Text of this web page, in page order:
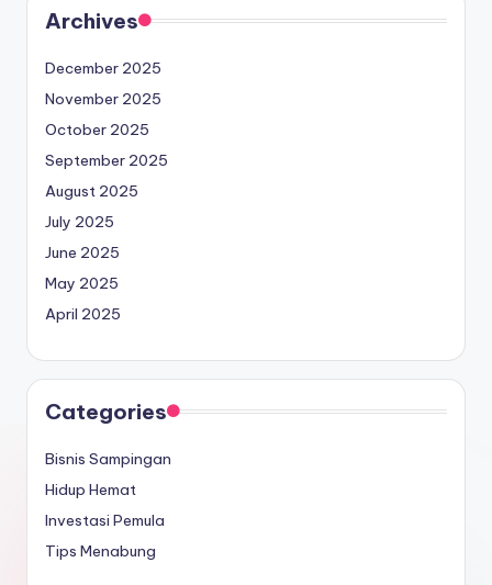
Archives
December 2025
November 2025
October 2025
September 2025
August 2025
July 2025
June 2025
May 2025
April 2025
Categories
Bisnis Sampingan
Hidup Hemat
Investasi Pemula
Tips Menabung